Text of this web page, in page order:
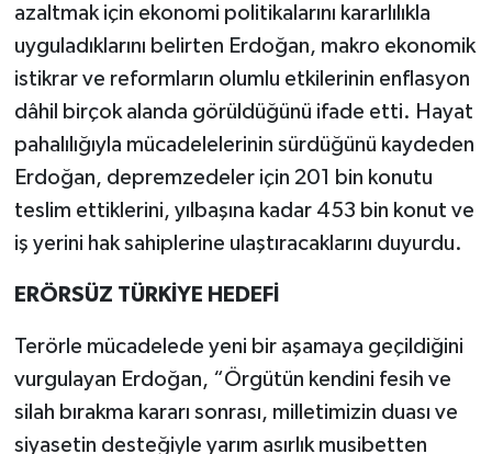
azaltmak için ekonomi politikalarını kararlılıkla
uyguladıklarını belirten Erdoğan, makro ekonomik
istikrar ve reformların olumlu etkilerinin enflasyon
dâhil birçok alanda görüldüğünü ifade etti. Hayat
pahalılığıyla mücadelelerinin sürdüğünü kaydeden
Erdoğan, depremzedeler için 201 bin konutu
teslim ettiklerini, yılbaşına kadar 453 bin konut ve
iş yerini hak sahiplerine ulaştıracaklarını duyurdu.
ERÖRSÜZ TÜRKİYE HEDEFİ
Terörle mücadelede yeni bir aşamaya geçildiğini
vurgulayan Erdoğan, “Örgütün kendini fesih ve
silah bırakma kararı sonrası, milletimizin duası ve
siyasetin desteğiyle yarım asırlık musibetten